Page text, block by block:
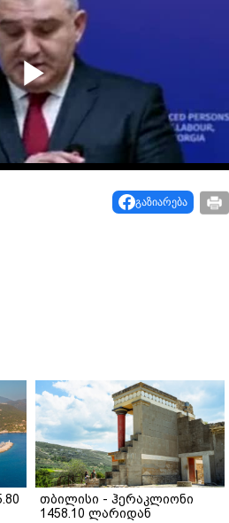
Play
Videoგაზიარება
თბილისი - ჰერაკლიონი
1458.10 ლარიდან